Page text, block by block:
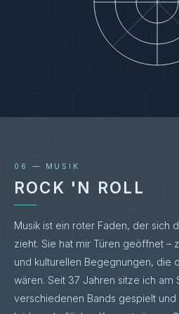
06 — MUSIK
ROCK 'N ROLL
Musik ist ein roter Faden, der sich
zieht. Sie hat mir Türen geöffnet –
und kulturellen Begegnungen, die
wären. Seit 37 Jahren sitze ich am
verschiedenen Bands gespielt und